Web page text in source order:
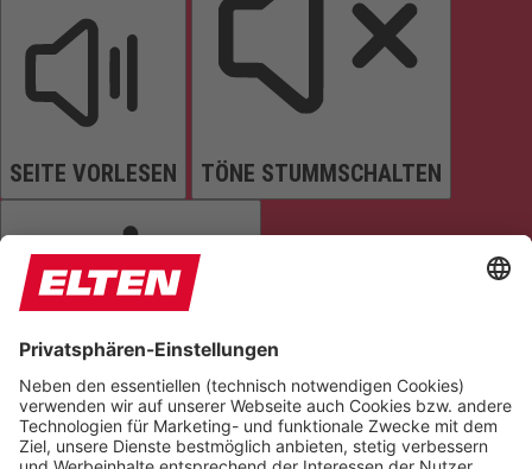
SEITE VORLESEN TÖNE STUMMSCHALTEN
ANIMATIONEN STOPPEN